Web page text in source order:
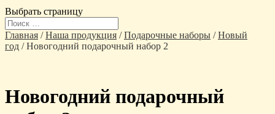
Выбрать страницу
Главная /Наша продукция /Подарочные наборы /Новый
год / Новогодний подарочный набор 2
Новогодний подарочный